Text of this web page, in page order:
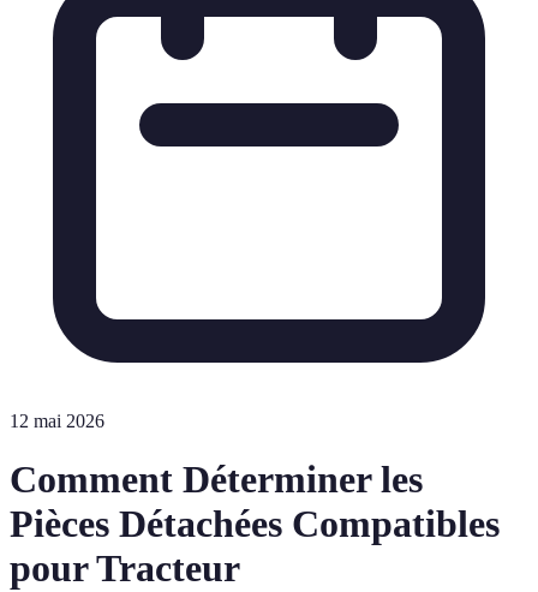
12 mai 2026
Comment Déterminer les
Pièces Détachées Compatibles
pour Tracteur